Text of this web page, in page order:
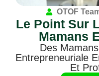
OTOF
Le Point Sur
Mamans
Des
Entrepreneuriale
Et